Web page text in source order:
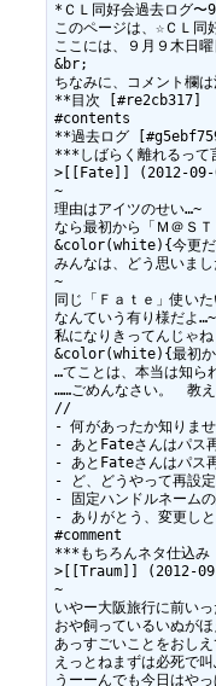
*ＣＬ同好会過去ログ
このページは、☆ＣＬ
ここには、９月９木日
&br;
ちなみに、コメント欄
**目次 [#re2cb317]
#contents
**過去ログ
***しばらく離れるっ
>[[Fate]] (2012-
~
理由はアイツのせい…~
なら最初から「Ｍ＠Ｓ
&color(white){今更だ
みんなは、どう思いま
~
同じ「Ｆａｔｅ」使い
なんていう有り様だよ…~
私になりきってんじゃ
&color(white){最初から
…てことは、本当は知ら
……ごめんなさい。　教
//
- 何があったか知り
- あとFateさんはパ
- あとFateさんはパ
- ど、どうやって再
- 固定ハンドルネーム
- ありがとう、変更
#comment
***もちろんネタ仕込
>[[Traum]] (2012-
~
いやー大阪旅行に前い
おや飼っているいぬが
あっすごいことをおし
えっとねまずは必死で
うーーんでも今日はや